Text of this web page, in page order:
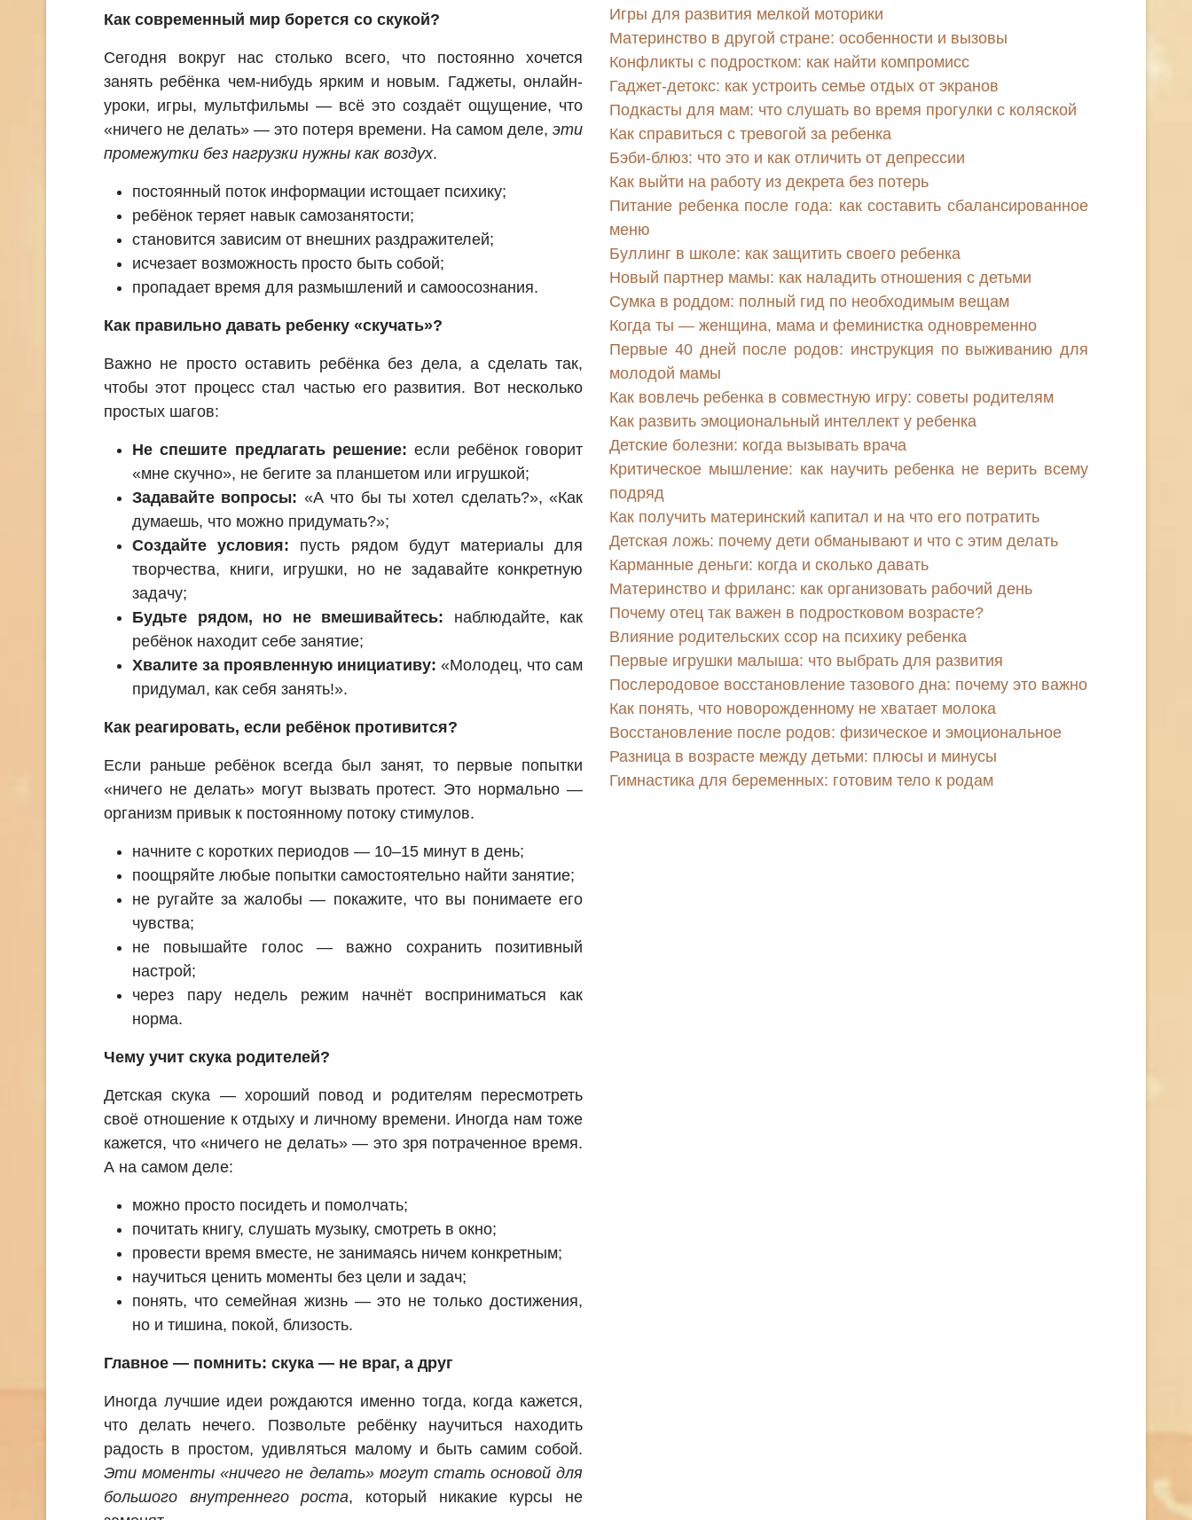
Как современный мир борется со скукой?
Сегодня вокруг нас столько всего, что постоянно хочется
занять ребёнка чем-нибудь ярким и новым. Гаджеты, онлайн-
уроки, игры, мультфильмы — всё это создаёт ощущение, что
«ничего не делать» — это потеря времени. На самом деле, эти
промежутки без нагрузки нужны как воздух.
постоянный поток информации истощает психику;
ребёнок теряет навык самозанятости;
становится зависим от внешних раздражителей;
исчезает возможность просто быть собой;
пропадает время для размышлений и самоосознания.
Как правильно давать ребенку «скучать»?
Важно не просто оставить ребёнка без дела, а сделать так,
чтобы этот процесс стал частью его развития. Вот несколько
простых шагов:
Не спешите предлагать решение: если ребёнок говорит
«мне скучно», не бегите за планшетом или игрушкой;
Задавайте вопросы: «А что бы ты хотел сделать?», «Как
думаешь, что можно придумать?»;
Создайте условия: пусть рядом будут материалы для
творчества, книги, игрушки, но не задавайте конкретную
задачу;
Будьте рядом, но не вмешивайтесь: наблюдайте, как
ребёнок находит себе занятие;
Хвалите за проявленную инициативу: «Молодец, что сам
придумал, как себя занять!».
Как реагировать, если ребёнок противится?
Если раньше ребёнок всегда был занят, то первые попытки
«ничего не делать» могут вызвать протест. Это нормально —
организм привык к постоянному потоку стимулов.
начните с коротких периодов — 10–15 минут в день;
поощряйте любые попытки самостоятельно найти занятие;
не ругайте за жалобы — покажите, что вы понимаете его
чувства;
не повышайте голос — важно сохранить позитивный
настрой;
через пару недель режим начнёт восприниматься как
норма.
Чему учит скука родителей?
Детская скука — хороший повод и родителям пересмотреть
своё отношение к отдыху и личному времени. Иногда нам тоже
кажется, что «ничего не делать» — это зря потраченное время.
А на самом деле:
можно просто посидеть и помолчать;
почитать книгу, слушать музыку, смотреть в окно;
провести время вместе, не занимаясь ничем конкретным;
научиться ценить моменты без цели и задач;
понять, что семейная жизнь — это не только достижения,
но и тишина, покой, близость.
Главное — помнить: скука — не враг, а друг
Иногда лучшие идеи рождаются именно тогда, когда кажется,
что делать нечего. Позвольте ребёнку научиться находить
радость в простом, удивляться малому и быть самим собой.
Эти моменты «ничего не делать» могут стать основой для
большого внутреннего роста, который никакие курсы не
Игры для развития мелкой моторики
Материнство в другой стране: особенности и вызовы
Конфликты с подростком: как найти компромисс
Гаджет-детокс: как устроить семье отдых от экранов
Подкасты для мам: что слушать во время прогулки с коляской
Как справиться с тревогой за ребенка
Бэби-блюз: что это и как отличить от депрессии
Как выйти на работу из декрета без потерь
Питание ребенка после года: как составить сбалансированное
меню
Буллинг в школе: как защитить своего ребенка
Новый партнер мамы: как наладить отношения с детьми
Сумка в роддом: полный гид по необходимым вещам
Когда ты — женщина, мама и феминистка одновременно
Первые 40 дней после родов: инструкция по выживанию для
молодой мамы
Как вовлечь ребенка в совместную игру: советы родителям
Как развить эмоциональный интеллект у ребенка
Детские болезни: когда вызывать врача
Критическое мышление: как научить ребенка не верить всему
подряд
Как получить материнский капитал и на что его потратить
Детская ложь: почему дети обманывают и что с этим делать
Карманные деньги: когда и сколько давать
Материнство и фриланс: как организовать рабочий день
Почему отец так важен в подростковом возрасте?
Влияние родительских ссор на психику ребенка
Первые игрушки малыша: что выбрать для развития
Послеродовое восстановление тазового дна: почему это важно
Как понять, что новорожденному не хватает молока
Восстановление после родов: физическое и эмоциональное
Разница в возрасте между детьми: плюсы и минусы
Гимнастика для беременных: готовим тело к родам